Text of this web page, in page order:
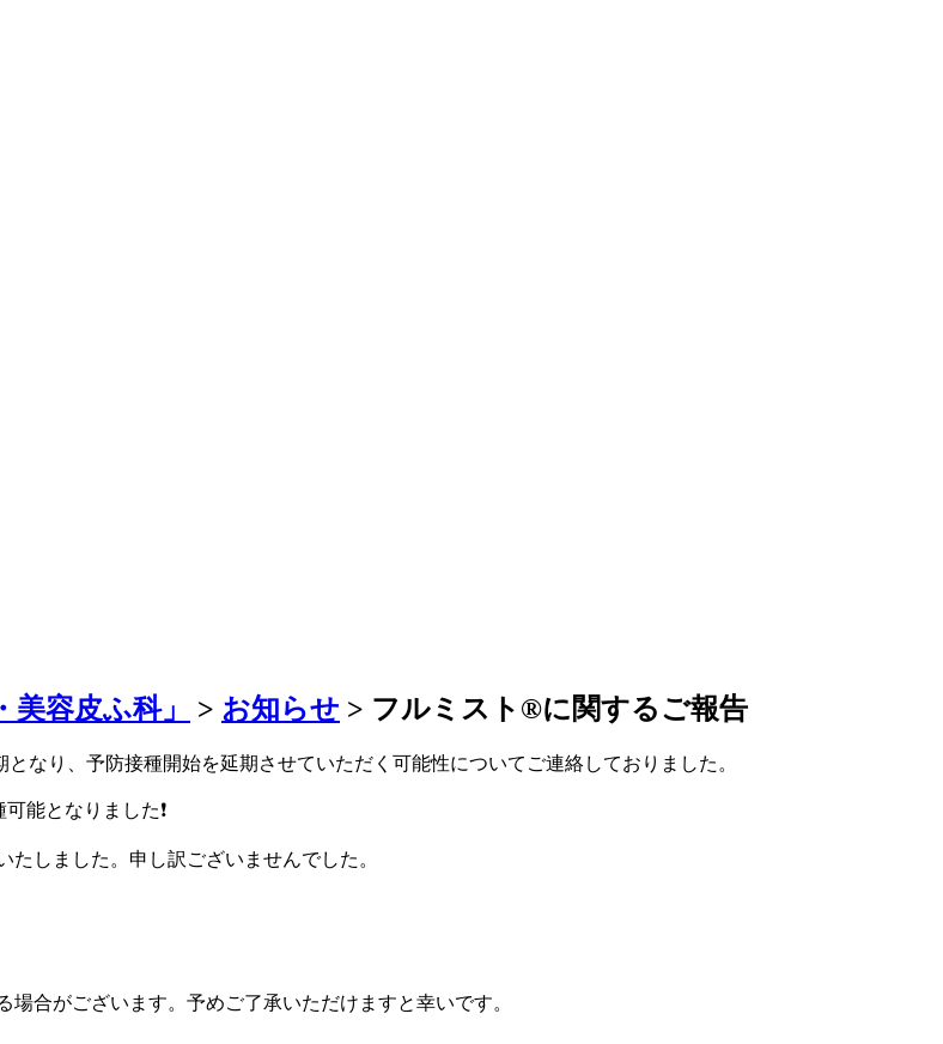
容皮ふ科」 > お知らせ > フルミスト®︎に関するご報告
なり、予防接種開始を延期させていただく可能性についてご連絡しておりました。
能となりました❗️
しました。申し訳ございませんでした。
合がございます。予めご了承いただけますと幸いです。